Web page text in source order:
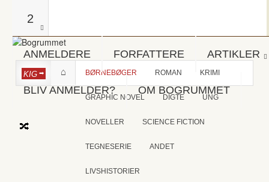
2
ANMELDERE FORFATTERE ARTIKLER
BLIV ANMELDER? OM BOGRUMMET
KIG BØRNEBØGER ROMAN KRIMI
GRAPHIC NOVEL DIGTE UNG
NOVELLER SCIENCE FICTION
TEGNESERIE ANDET
LIVSHISTORIER